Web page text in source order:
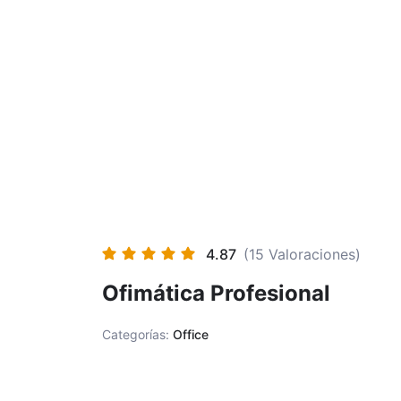
4.87 (15 Valoraciones)
Ofimática Profesional
Categorías: Office